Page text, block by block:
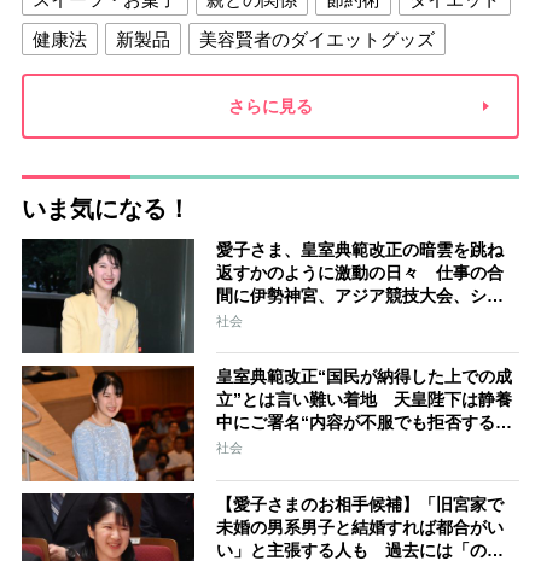
健康法
新製品
美容賢者のダイエットグッズ
夫との関係
新津春子 どか食い
さらに見る
いま気になる！
愛子さま、皇室典範改正の暗雲を跳ね
返すかのように激動の日々 仕事の合
間に伊勢神宮、アジア競技大会、シン
ガポール…スケジュールはびっしり
社会
皇室典範改正“国民が納得した上での成
立”とは言い難い着地 天皇陛下は静養
中にご署名“内容が不服でも拒否するこ
とはできない” 米大手紙は男系男子に
社会
【愛子さまのお相手候補】「旧宮家で
未婚の男系男子と結婚すれば都合がい
い」と主張する人も 過去には「のび